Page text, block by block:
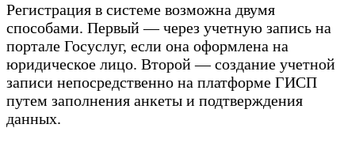
Регистрация в системе возможна двумя
способами. Первый — через учетную запись на
портале Госуслуг, если она оформлена на
юридическое лицо. Второй — создание учетной
записи непосредственно на платформе ГИСП
путем заполнения анкеты и подтверждения
данных.